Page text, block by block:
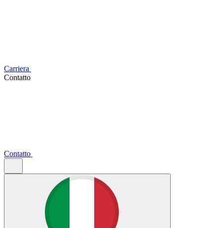
Carriera
Contatto
Contatto